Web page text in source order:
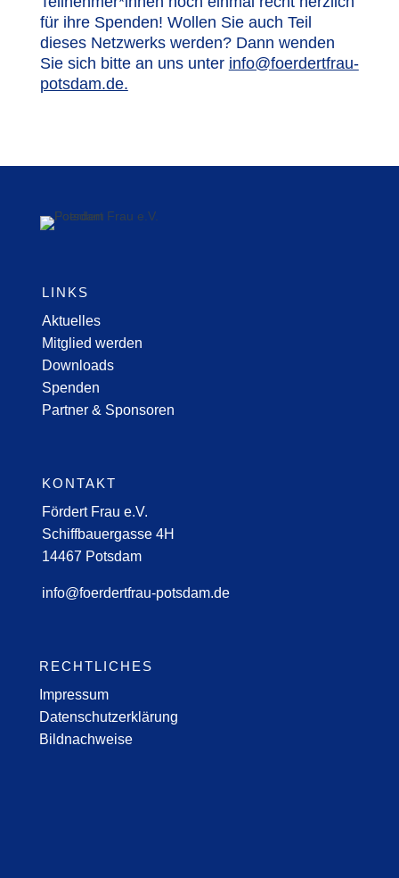
für ihre Spenden! Wollen Sie auch Teil
dieses Netzwerks werden? Dann wenden
Sie sich bitte an uns unter info@foerdertfrau-
potsdam.de.
LINKS
Aktuelles
Mitglied werden
Downloads
Spenden
Partner & Sponsoren
KONTAKT
Fördert Frau e.V.
Schiffbauergasse 4H
14467 Potsdam
info@foerdertfrau-potsdam.de
RECHTLICHES
Impressum
Datenschutzerklärung
Bildnachweise